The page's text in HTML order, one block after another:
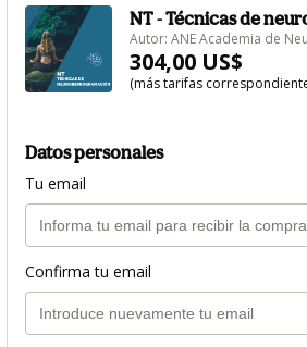
NT - Técnicas de
Autor: ANE Academia de
304,00 US$
(más tarifas
Datos personales
Tu email
Confirma tu email